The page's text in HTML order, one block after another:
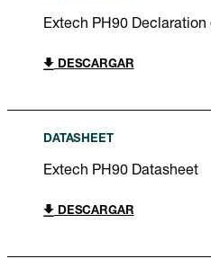
Extech PH90
DESCARGAR
DATASHEET
Extech PH90 Datasheet
DESCARGAR